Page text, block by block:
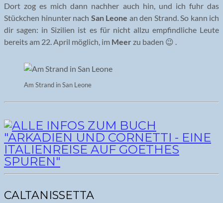
Dort zog es mich dann nachher auch hin, und ich fuhr das
Stückchen hinunter nach San Leone an den Strand. So kann ich
dir sagen: in Sizilien ist es für nicht allzu empfindliche Leute
bereits am 22. April möglich, im Meerzu baden 😉 .
Am Strand in San Leone
CALTANISSETTA